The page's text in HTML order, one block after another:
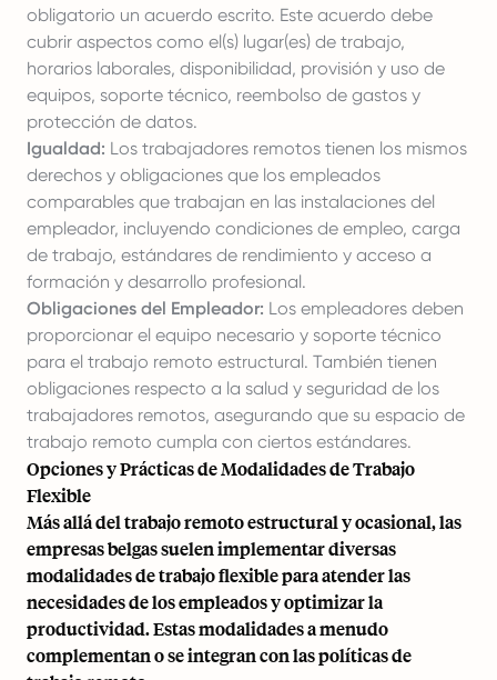
obligatorio un acuerdo escrito. Este acuerdo debe
cubrir aspectos como el(s) lugar(es) de trabajo,
horarios laborales, disponibilidad, provisión y uso de
equipos, soporte técnico, reembolso de gastos y
protección de datos.
Igualdad: Los trabajadores remotos tienen los mismos
derechos y obligaciones que los empleados
comparables que trabajan en las instalaciones del
empleador, incluyendo condiciones de empleo, carga
de trabajo, estándares de rendimiento y acceso a
formación y desarrollo profesional.
Obligaciones del Empleador: Los empleadores deben
proporcionar el equipo necesario y soporte técnico
para el trabajo remoto estructural. También tienen
obligaciones respecto a la salud y seguridad de los
trabajadores remotos, asegurando que su espacio de
trabajo remoto cumpla con ciertos estándares.
Opciones y Prácticas de Modalidades de Trabajo
Flexible
Más allá del trabajo remoto estructural y ocasional, las
empresas belgas suelen implementar diversas
modalidades de trabajo flexible para atender las
necesidades de los empleados y optimizar la
productividad. Estas modalidades a menudo
complementan o se integran con las políticas de